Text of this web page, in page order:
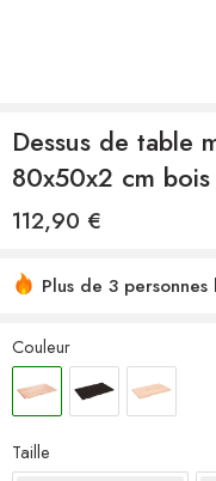
Dessus de table
80x50x2 cm
112,90 €
Plus de 3
Couleur
Taille